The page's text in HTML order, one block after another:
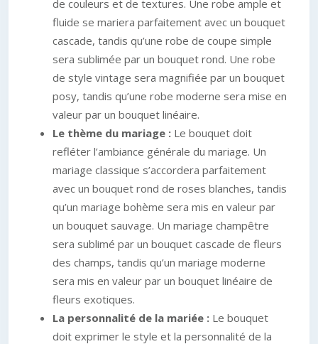
de couleurs et de textures. Une robe ample et
fluide se mariera parfaitement avec un bouquet
cascade, tandis qu’une robe de coupe simple
sera sublimée par un bouquet rond. Une robe
de style vintage sera magnifiée par un bouquet
posy, tandis qu’une robe moderne sera mise en
valeur par un bouquet linéaire.
Le thème du mariage : Le bouquet doit
refléter l’ambiance générale du mariage. Un
mariage classique s’accordera parfaitement
avec un bouquet rond de roses blanches, tandis
qu’un mariage bohème sera mis en valeur par
un bouquet sauvage. Un mariage champêtre
sera sublimé par un bouquet cascade de fleurs
des champs, tandis qu’un mariage moderne
sera mis en valeur par un bouquet linéaire de
fleurs exotiques.
La personnalité de la mariée : Le bouquet
doit exprimer le style et la personnalité de la